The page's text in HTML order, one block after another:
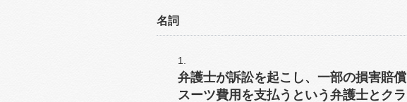
名詞
弁護士が訴訟を起こし、一部の損害賠
スーツ費用を支払うという弁護士とク